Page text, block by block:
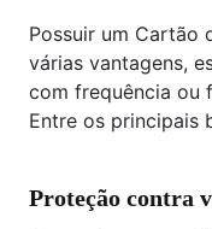
Possuir um Cartão
várias vantagens,
com frequência ou
Entre os principais
Proteção contra